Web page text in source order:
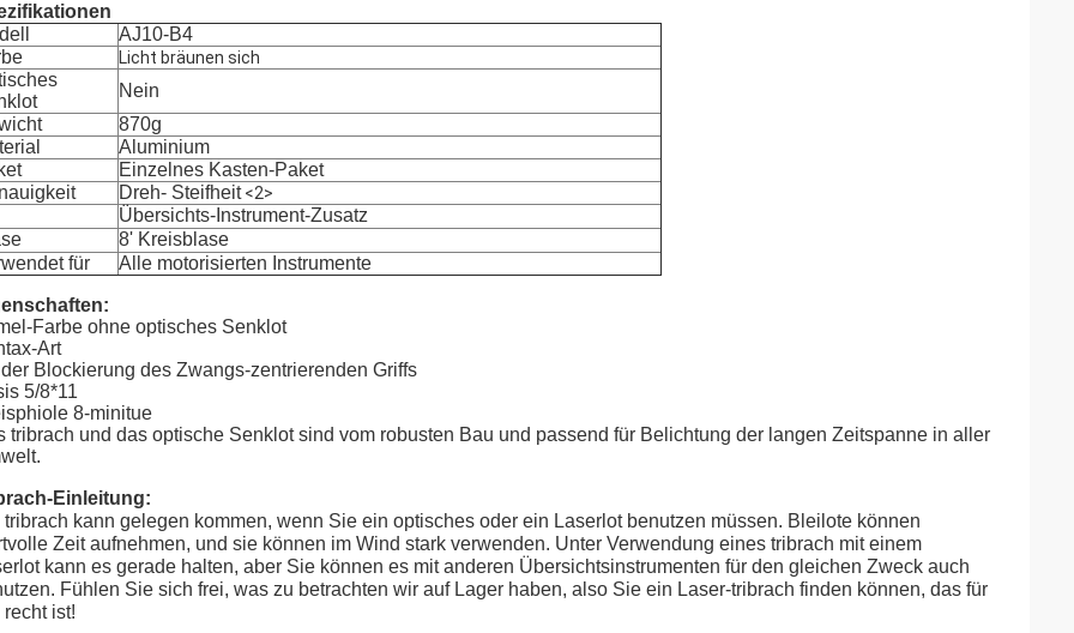
AJ10-B4
Licht bräunen sich
Nein
870g
Aluminium
Einzelnes Kasten-Paket
Dreh- Steifheit<2>
Übersichts-Instrument-Zusatz
8' Kreisblase
für
Alle motorisierten Instrumente
Farbe ohne optisches Senklot
Art
der Blockierung des Zwangs-zentrierenden Griffs
5/8*11
8-minitue
tribrach und das optische Senklot sind vom robusten Bau und passend für Belichtung der langen Zeitspanne in aller
Einleitung:
tribrach kann gelegen kommen, wenn Sie ein optisches oder ein Laserlot benutzen müssen. Bleilote können
Zeit aufnehmen, und sie können im Wind stark verwenden. Unter Verwendung eines tribrach mit einem
kann es gerade halten, aber Sie können es mit anderen Übersichtsinstrumenten für den gleichen Zweck auch
Fühlen Sie sich frei, was zu betrachten wir auf Lager haben, also Sie ein Laser-tribrach finden können, das für
recht ist!